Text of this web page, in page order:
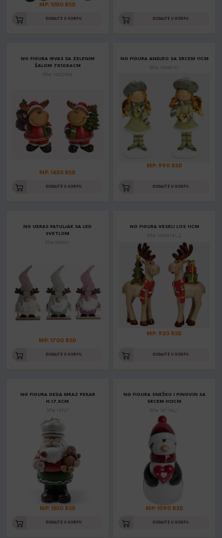
MP: 1050 RSD
DODAJTE U KORPU DODAJTE U KORPU
NG FIGURA IRVAS SA ZELENIM
ŠALOM 7X10X6CM
Šifra: 10027926
MP: 1450 RSD
DODAJTE U KORPU
NG FIGURA ANDJEO SA SRCEM 11CM
Šifra: 10040131
MP: 990 RSD
DODAJTE U KORPU
NG UKRAS PATULJAK SA LED
SVETLOM
Šifra: 060891
MP: 1700 RSD
DODAJTE U KORPU
NG FIGURA VESELI LOS 11CM
Šifra: 10040161_2
MP: 920 RSD
DODAJTE U KORPU
NG FIGURA DEDA MRAZ PEKAR
H.17,5CM
Šifra: 15727
MP: 1850 RSD
DODAJTE U KORPU
NG FIGURA SNEŠKO I PINGVIN SA
SRCEM H13CM
Šifra: 181184_1
MP: 1090 RSD
DODAJTE U KORPU